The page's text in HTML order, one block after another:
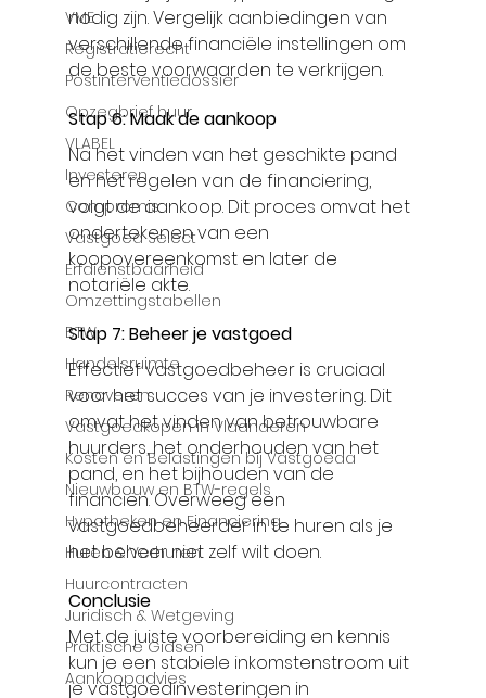
VME
Registratierecht
Postinterventiedossier
Opzegbrief huur
VLABEL
Investeren
Compromis
Vastgoed Select
Erfdienstbaarheid
Omzettingstabellen
BTW
Handelsruimte
Renoveren
Vastgoedkopen in Vlaanderen
Kosten en Belastingen bij Vastgoeda
Nieuwbouw en BTW-regels
Hypotheken en Financiering
Huren & Verhuren
Huurcontracten
Juridisch & Wetgeving
Praktische Gidsen
Aankoopadvies
nodig zijn. Vergelijk aanbiedingen van
verschillende financiële instellingen om
de beste voorwaarden te verkrijgen.
Stap 6: Maak de aankoop
Na het vinden van het geschikte pand
en het regelen van de financiering,
volgt de aankoop. Dit proces omvat het
ondertekenen van een
koopovereenkomst en later de
notariële akte.
Stap 7: Beheer je vastgoed
Effectief vastgoedbeheer is cruciaal
voor het succes van je investering. Dit
omvat het vinden van betrouwbare
huurders, het onderhouden van het
pand, en het bijhouden van de
financiën. Overweeg een
vastgoedbeheerder in te huren als je
het beheer niet zelf wilt doen.
Conclusie
Met de juiste voorbereiding en kennis
kun je een stabiele inkomstenstroom uit
je vastgoedinvesteringen in